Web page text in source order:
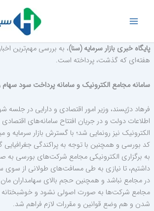
پایگاه خبری بازار سرمایه (سنا)، به بررسی مهم‌ترین
هفته‌ای که گذشت، پرداخته است.
سامانه مجامع الکترونیک و سامانه پرداخت سود
فرهاد دژپسند، وزیر امور اقتصادی و دارایی در جلسه
اطلاعات دولت و در جریان افتتاح سامانه‌های
الکترونیک نیز رونمایی شد؛ با گسترش بازار سرمایه و
کد بورسی و همچنین با توجه به پراکندگی جغرافیایی
به برگزاری الکترونیکی مجامع شرکت‌های بورسی به
داشتیم، تا نیازی به طی مسافت‌های طولانی از سوی
در مجامع نباشد و همچنین حجم بالای سهامداران مان
مجامع شرکت‌ها به صورت اصولی نشود و خوشبختانه
شدن و هم وضع قوانین و مقررات لازم فراهم شد.